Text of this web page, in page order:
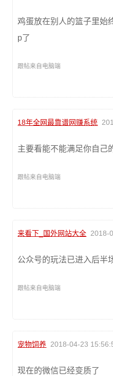
鸡蛋放在别人的篮子里始
p了
跟帖来自电脑端
18年全网最靠谱网赚系统
主要看能不能满足你自己
跟帖来自电脑端
来看下_国外网站大全 2018-
公众号的玩法已进入后半
跟帖来自电脑端
宠物饲养 2018-04-23
现在的微信已经变质了